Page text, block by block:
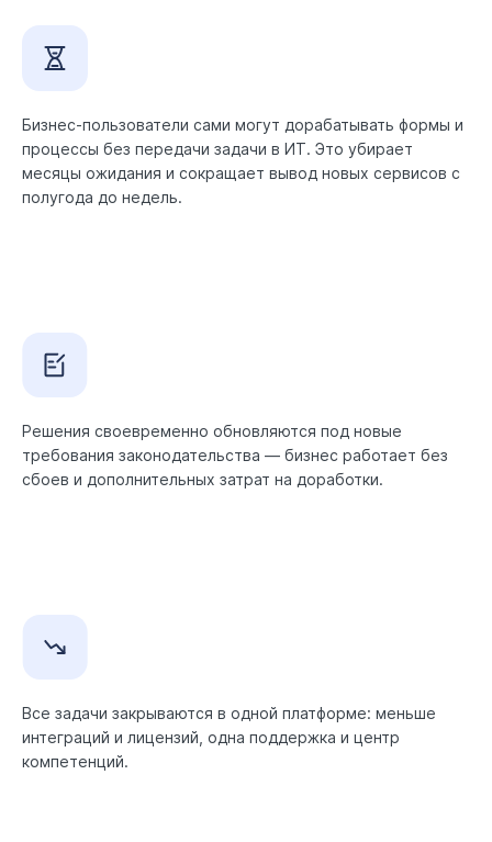
Бизнес-пользователи сами могут дорабатывать формы и
процессы без передачи задачи в ИТ. Это убирает
месяцы ожидания и сокращает вывод новых сервисов с
полугода до недель.
Решения своевременно обновляются под новые
требования законодательства — бизнес работает без
сбоев и дополнительных затрат на доработки.
Все задачи закрываются в одной платформе: меньше
интеграций и лицензий, одна поддержка и центр
компетенций.